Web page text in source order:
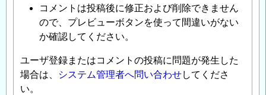
コメントは投稿後に修正および削除できません
ので、プレビューボタンを使って間違いがない
か確認してください。
ユーザ登録またはコメントの投稿に問題が発生した
場合は、
システム管理者へ問い合わせしてくださ
い。